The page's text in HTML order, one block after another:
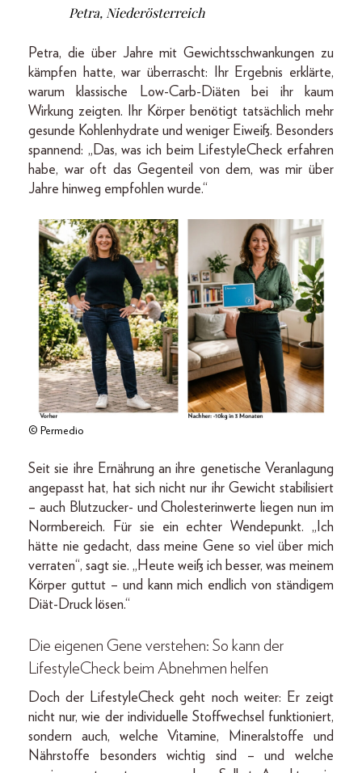
Petra, Niederösterreich
Petra, die über Jahre mit Gewichtsschwankungen zu
kämpfen hatte, war überrascht: Ihr Ergebnis erklärte,
warum klassische Low-Carb-Diäten bei ihr kaum
Wirkung zeigten. Ihr Körper benötigt tatsächlich mehr
gesunde Kohlenhydrate und weniger Eiweiß. Besonders
spannend: „Das, was ich beim LifestyleCheck erfahren
habe, war oft das Gegenteil von dem, was mir über
Jahre hinweg empfohlen wurde.“
© Permedio
Seit sie ihre Ernährung an ihre genetische Veranlagung
angepasst hat, hat sich nicht nur ihr Gewicht stabilisiert
– auch Blutzucker- und Cholesterinwerte liegen nun im
Normbereich. Für sie ein echter Wendepunkt. „Ich
hätte nie gedacht, dass meine Gene so viel über mich
verraten“, sagt sie. „Heute weiß ich besser, was meinem
Körper guttut – und kann mich endlich von ständigem
Diät-Druck lösen.“
Die eigenen Gene verstehen: So kann der
LifestyleCheck beim Abnehmen helfen
Doch der LifestyleCheck geht noch weiter: Er zeigt
nicht nur, wie der individuelle Stoffwechsel funktioniert,
sondern auch, welche Vitamine, Mineralstoffe und
Nährstoffe besonders wichtig sind – und welche